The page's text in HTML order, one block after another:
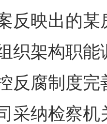
反映出的
织架构职
反腐制度
采纳检察